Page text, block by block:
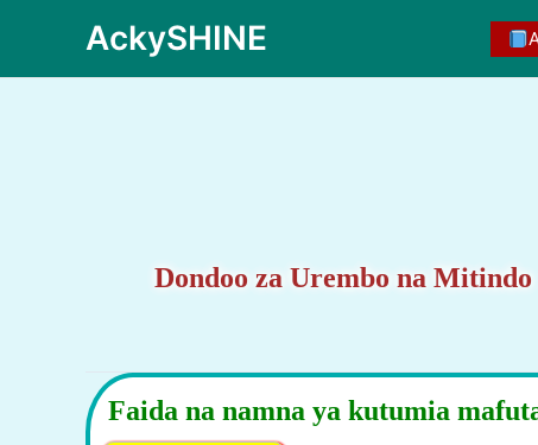
content
AckySHINE
Dondoo za Urembo na Mitindo
Faida na namna ya kutumia